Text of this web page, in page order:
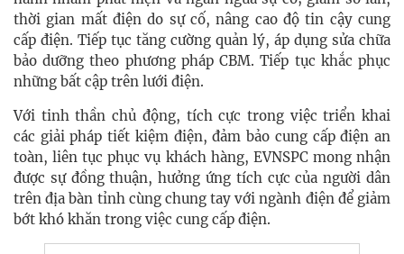
thời gian mất điện do sự cố, nâng cao độ tin cậy cung
cấp điện. Tiếp tục tăng cường quản lý, áp dụng sửa chữa
bảo dưỡng theo phương pháp CBM. Tiếp tục khắc phục
những bất cập trên lưới điện.
Với tinh thần chủ động, tích cực trong việc triển khai
các giải pháp tiết kiệm điện, đảm bảo cung cấp điện an
toàn, liên tục phục vụ khách hàng, EVNSPC mong nhận
được sự đồng thuận, hưởng ứng tích cực của người dân
trên địa bàn tỉnh cùng chung tay với ngành điện để giảm
bớt khó khăn trong việc cung cấp điện.